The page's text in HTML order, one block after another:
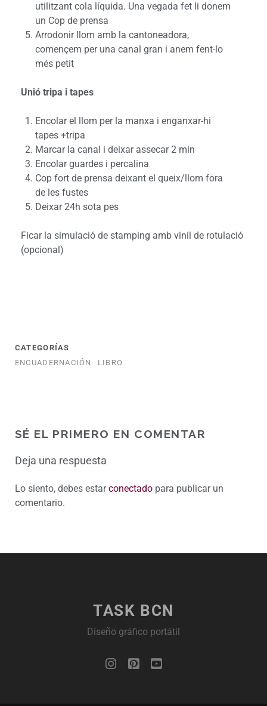
utilitzant cola líquida. Una vegada fet li donem
un Cop de prensa
Arrodonir llom amb la cantoneadora,
començem per una canal gran i anem fent-lo
més petit
Unió tripa i tapes
Encolar el llom per la manxa i enganxar-hi
tapes +tripa
Marcar la canal i deixar assecar 2 min
Encolar guardes i percalina
Cop fort de prensa deixant el queix/llom fora
de les fustes
Deixar 24h sota pes
Ficar la simulació de stamping amb vinil de rotulació
(opcional)
CATEGORÍAS
ENCUADERNACIÓN
LIBRO
SÉ EL PRIMERO EN COMENTAR
Deja una respuesta
Lo siento, debes estarconectadopara publicar un
comentario.
TASK BCN
Diseño gráfico portátil